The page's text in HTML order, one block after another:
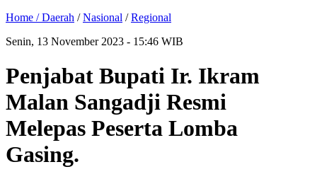
Home /Daerah /Nasional /Regional
Senin, 13 November 2023 - 15:46 WIB
Penjabat Bupati Ir. Ikram
Malan Sangadji Resmi
Melepas Peserta Lomba
Gasing.